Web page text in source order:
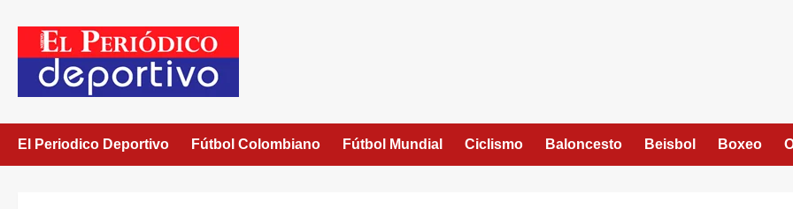
El Periodico Deportivo Fútbol Colombiano Fútbol Mundial Ciclismo Baloncesto Beisbol Boxeo